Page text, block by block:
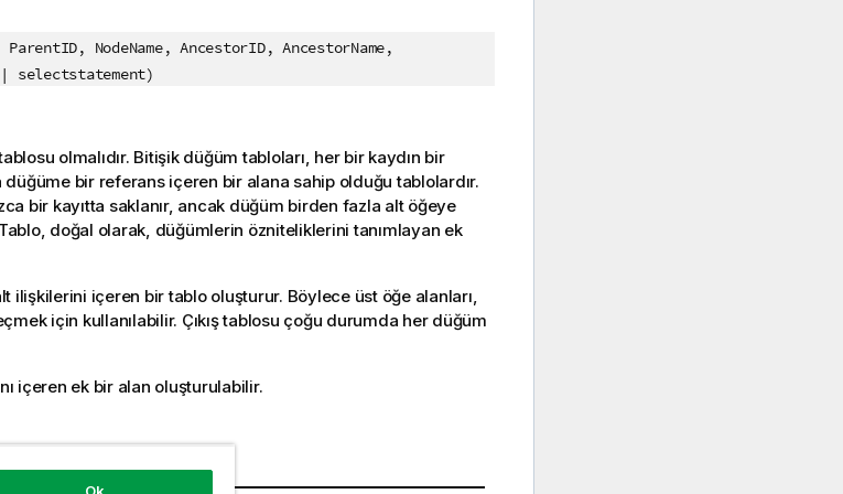
ParentID, NodeName, AncestorID, AncestorName,
selectstatement)
olmalıdır. Bitişik düğüm tabloları, her bir kaydın bir
düğüme bir referans içeren bir alana sahip olduğu tablolardır.
bir kayıtta saklanır, ancak düğüm birden fazla alt öğeye
doğal olarak, düğümlerin özniteliklerini tanımlayan ek
ilişkilerini içeren bir tablo oluşturur. Böylece üst öğe alanları,
için kullanılabilir. Çıkış tablosu çoğu durumda her düğüm
içeren ek bir alan oluşturulabilir.